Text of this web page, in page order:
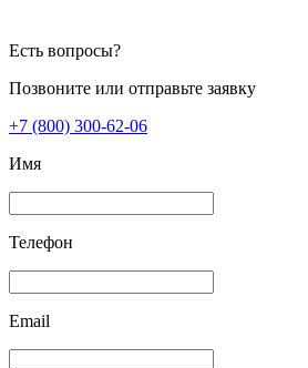
Есть вопросы?
Позвоните или отправьте заявку
+7 (800) 300-62-06
Имя
Телефон
Email